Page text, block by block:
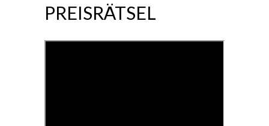
REISRÄTSEL